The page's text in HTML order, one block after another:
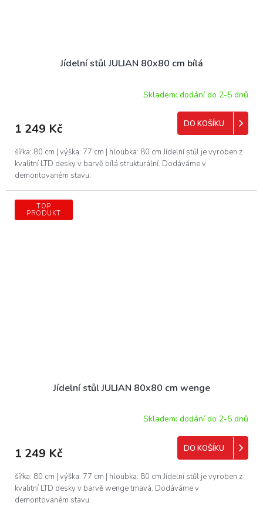
Jídelní stůl JULIAN 80x80 cm bílá
Skladem: dodání do 2-5 dnů
1 249 Kč DO KOŠÍKU
šířka: 80 cm | výška: 77 cm | hloubka: 80 cm Jídelní stůl je vyroben z
kvalitní LTD desky v barvě bílá strukturální. Dodáváme v
demontovaném stavu.
TOP
PRODUKT
Jídelní stůl JULIAN 80x80 cm wenge
Skladem: dodání do 2-5 dnů
1 249 Kč DO KOŠÍKU
šířka: 80 cm | výška: 77 cm | hloubka: 80 cm Jídelní stůl je vyroben z
kvalitní LTD desky v barvě wenge tmavá. Dodáváme v
demontovaném stavu.